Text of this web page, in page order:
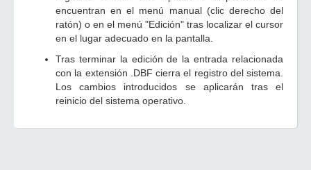
encuentran en el menú manual (clic derecho del
ratón) o en el menú "Edición" tras localizar el cursor
en el lugar adecuado en la pantalla.
Tras terminar la edición de la entrada relacionada
con la extensión .DBF cierra el registro del sistema.
Los cambios introducidos se aplicarán tras el
reinicio del sistema operativo.